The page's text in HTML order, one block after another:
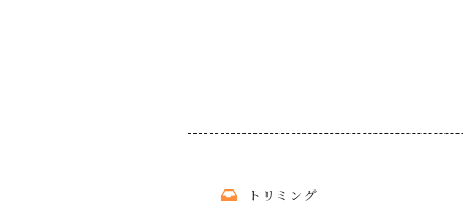
トリミング